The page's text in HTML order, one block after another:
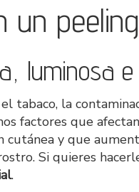
un
luminosa e
tabaco, la
factores que
cutánea y que
Si quieres
.